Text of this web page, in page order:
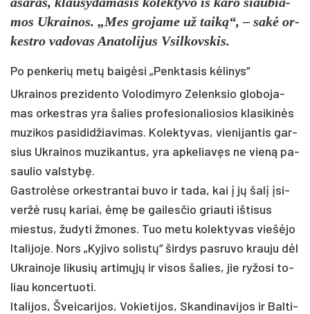
mos Uk­rai­nos. „Mes gro­ja­me už taiką“, – sakė or­
kest­ro va­do­vas Ana­to­li­jus Vsil­kovs­kis.
Po penkerių metų baigėsi „Penktasis kėlinys“
Uk­rai­nos pre­zi­den­to Vo­lo­di­my­ro Ze­lenk­sio glo­bo­ja­
mas or­kest­ras yra ša­lies pro­fe­sio­na­lio­sios kla­si­kinės
mu­zi­kos pa­si­did­žia­vi­mas. Ko­lek­ty­vas, vie­ni­jan­tis gar­
sius Uk­rai­nos mu­zi­kan­tus, yra ap­ke­liavęs ne vieną pa­
sau­lio vals­tybę.
Gast­rolė­se or­kest­ran­tai bu­vo ir ta­da, kai į jų šalį įsi­
veržė rusų kariai, ėmę be gai­les­čio griau­ti iš­ti­sus
mies­tus, žu­dy­ti žmo­nes. Tuo me­tu ko­lek­ty­vas viešė­jo
Ita­li­jo­je. Nors „Ky­ji­vo so­listų“ šir­dys pa­sru­vo krau­ju dėl
Uk­rai­no­je li­ku­sių ar­timųjų ir vi­sos ša­lies, jie ry­žo­si to­
liau kon­cer­tuo­ti.
Ita­li­jos, Švei­ca­ri­jos, Vo­kie­ti­jos, Skan­di­na­vi­jos ir Bal­ti­